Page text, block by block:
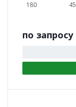
180 45
по запросу